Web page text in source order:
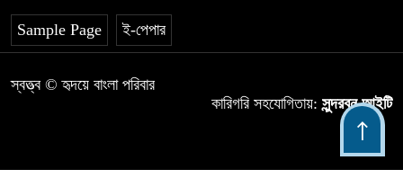
Sample Page ই-পেপার
স্বত্ত্ব © হৃদয়ে বাংলা পরিবার
কারিগরি সহযোগিতায়: সুন্দরবন আইটি